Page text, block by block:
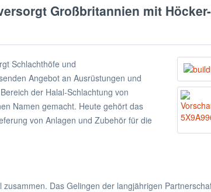
Großbritannien mit
Schlachthöfe und
Angebot an Ausrüstungen und
der Halal-Schlachtung von
Namen gemacht. Heute gehört das
von Anlagen und Zubehör für die
Das Gelingen der langjährigen